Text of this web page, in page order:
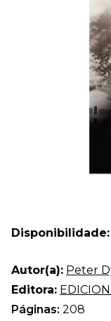
Disponibilidade:
Autor(a): Peter
Editora:
Páginas: 208